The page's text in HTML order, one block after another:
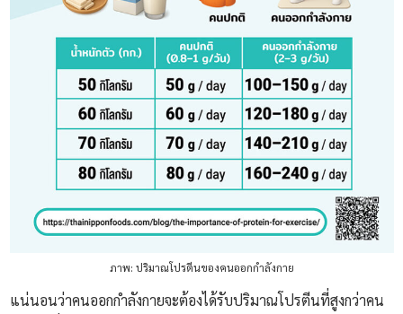
ภาพ: ปริมาณโปรตีนของคนออกกำลังกาย
แน่นอนว่าคนออกกำลังกายจะต้องได้รับปริมาณโปรตีนที่สูงกว่าคน